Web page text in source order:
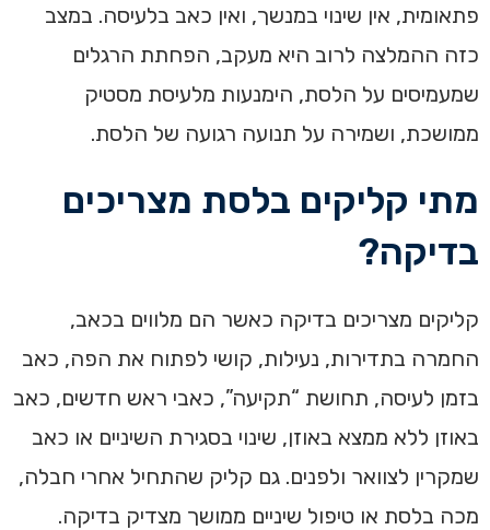
פתאומית, אין שינוי במנשך, ואין כאב בלעיסה. במצב
כזה ההמלצה לרוב היא מעקב, הפחתת הרגלים
שמעמיסים על הלסת, הימנעות מלעיסת מסטיק
ממושכת, ושמירה על תנועה רגועה של הלסת.
מתי קליקים בלסת מצריכים
בדיקה?
קליקים מצריכים בדיקה כאשר הם מלווים בכאב,
החמרה בתדירות, נעילות, קושי לפתוח את הפה, כאב
בזמן לעיסה, תחושת “תקיעה”, כאבי ראש חדשים, כאב
באוזן ללא ממצא באוזן, שינוי בסגירת השיניים או כאב
שמקרין לצוואר ולפנים. גם קליק שהתחיל אחרי חבלה,
מכה בלסת או טיפול שיניים ממושך מצדיק בדיקה.